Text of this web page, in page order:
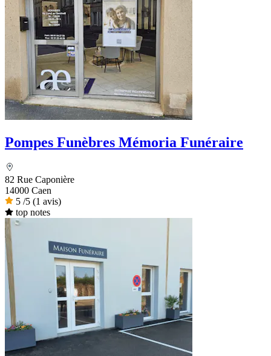
Pompes Funèbres Mémoria Funéraire
82 Rue Caponière
14000 Caen
5 /5 (1 avis)
top notes